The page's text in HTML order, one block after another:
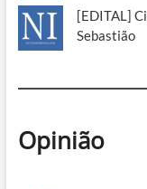
[EDITAL]
Sebastião
Opinião